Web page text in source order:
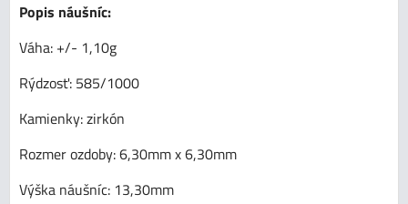
Popis náušníc:
Váha: +/- 1,10g
Rýdzosť: 585/1000
Kamienky: zirkón
Rozmer ozdoby: 6,30mm x 6,30mm
Výška náušníc: 13,30mm